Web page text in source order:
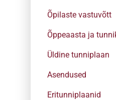
Õpilaste vastuvõtt
Õppeaasta ja
Üldine tunniplaan
Asendused
Eritunniplaanid